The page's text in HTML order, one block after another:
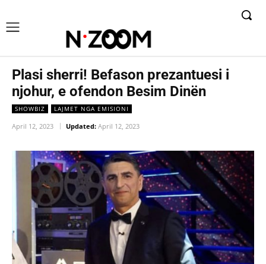
Plasi sherri! Befason prezantuesi i
njohur, e ofendon Besim Dinën
SHOWBIZ LAJMET NGA EMISIONI
April 12, 2023 Updated: April 12, 2023